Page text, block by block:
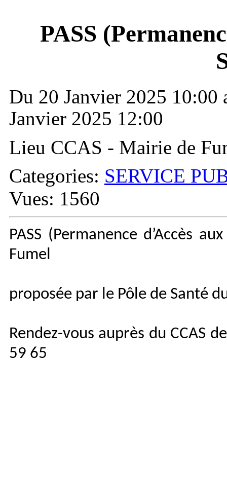
PASS
Du 20 Janvier 2025 10:00
Janvier 2025 12:00
Lieu CCAS - Mairie de
Categories: SERVICE
Vues: 1560
PASS (Permanence d’Accès
Fumel
proposée par le Pôle de Santé
Rendez-vous auprès du CCAS
59 65